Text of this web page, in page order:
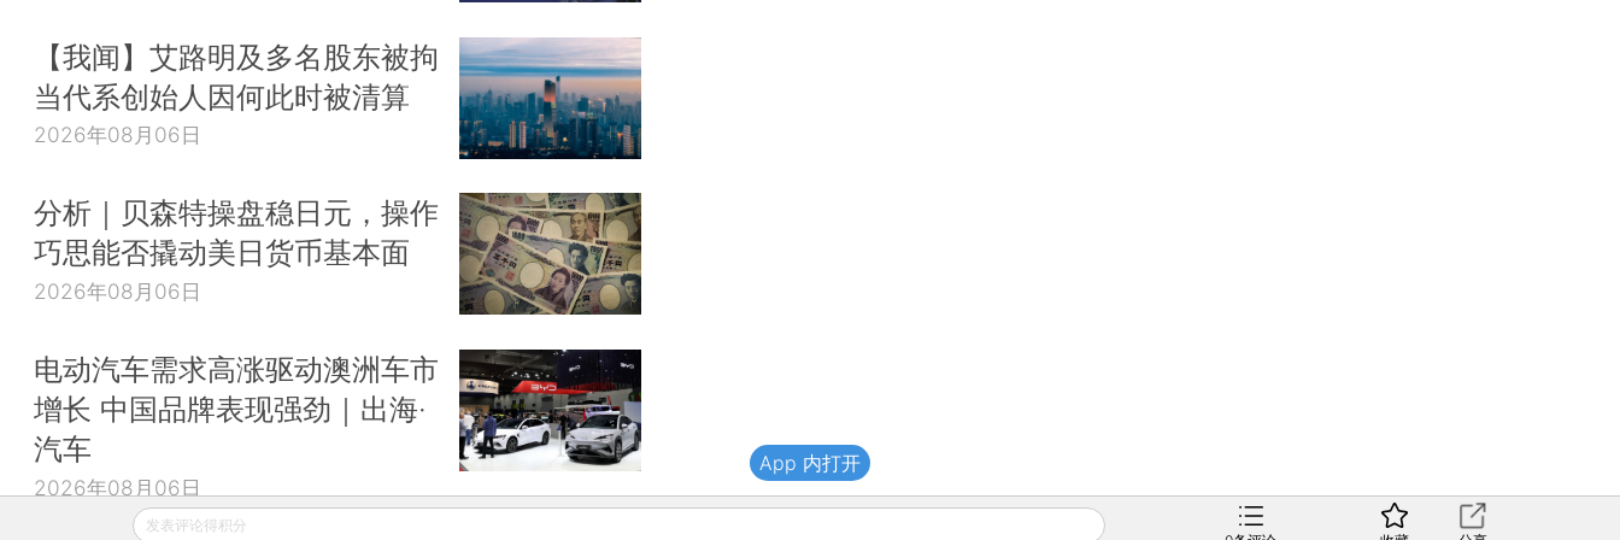
【我闻】艾路明及多名股东被拘
当代系创始人因何此时被清算
2026年08月06日
分析｜贝森特操盘稳日元，操作
巧思能否撬动美日货币基本面
2026年08月06日
电动汽车需求高涨驱动澳洲车市
增长 中国品牌表现强劲｜出海·
汽车
2026年08月06日
发表评论得积分
App 内打开